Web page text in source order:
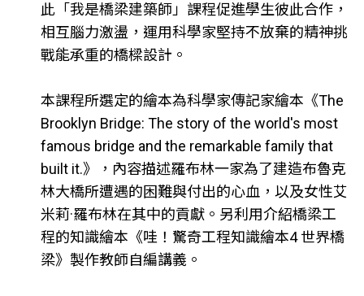
此「我是橋梁建築師」課程促進學生彼此合作，
相互腦力激盪，運用科學家堅持不放棄的精神挑
戰能承重的橋樑設計。
本課程所選定的繪本為科學家傳記家繪本《The
Brooklyn Bridge: The story of the world's most
famous bridge and the remarkable family that
built it.》，內容描述羅布林一家為了建造布魯克
林大橋所遭遇的困難與付出的心血，以及女性艾
米莉·羅布林在其中的貢獻。另利用介紹橋梁工
程的知識繪本《哇！驚奇工程知識繪本4 世界橋
梁》製作教師自編講義。